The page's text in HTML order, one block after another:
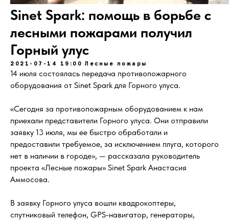
Sinet Spark: помощь в борьбе с
лесными пожарами получил
Горный улус
2021-07-14 19:00 Лесные пожары
14 июля состоялась передача противопожарного
оборудования от Sinet Spark для Горного улуса.
«Сегодня за противопожарным оборудованием к нам
приехали представители Горного улуса. Они отправили
заявку 13 июля, мы ее быстро обработали и
предоставили требуемое, за исключением плуга, которого
нет в наличии в городе», — рассказала руководитель
проекта «Лесные пожары» Sinet Spark Анастасия
Аммосова.
В заявку Горного улуса вошли квадрокоптеры,
спутниковый телефон, GPS-навигатор, генераторы,